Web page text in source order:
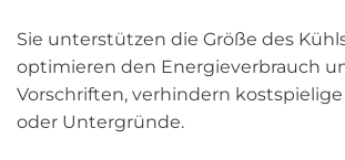
Sie unterstützen die Größe des
optimieren den Energieverbrauch
Vorschriften, verhindern
oder Untergründe.